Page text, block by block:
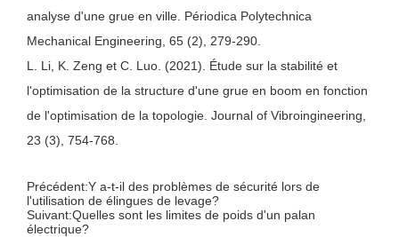
analyse d'une grue en ville. Périodica Polytechnica
Mechanical Engineering, 65 (2), 279-290.
L. Li, K. Zeng et C. Luo. (2021). Étude sur la stabilité et
l'optimisation de la structure d'une grue en boom en fonction
de l'optimisation de la topologie. Journal of Vibroingineering,
23 (3), 754-768.
Précédent:Y a-t-il des problèmes de sécurité lors de
l'utilisation de élingues de levage?
Suivant:Quelles sont les limites de poids d'un palan
électrique?